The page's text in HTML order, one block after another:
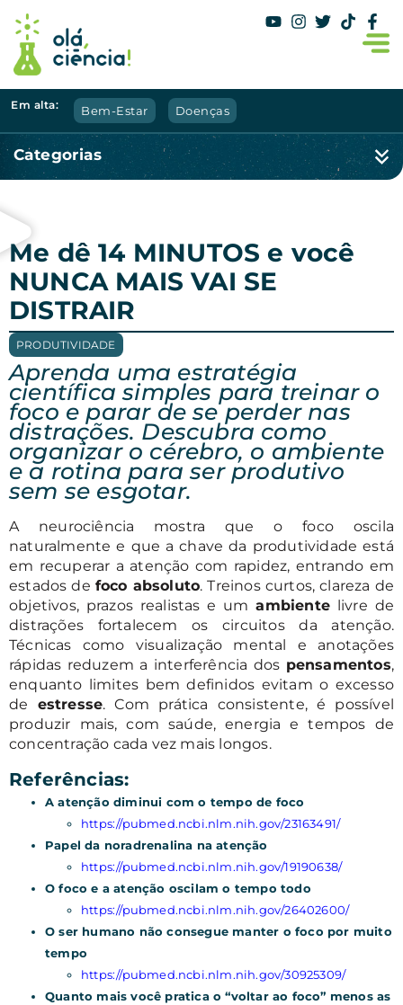
Em alta: Bem-Estar Doenças
Categorias
Me dê 14 MINUTOS e você
NUNCA MAIS VAI SE
DISTRAIR
PRODUTIVIDADE
Aprenda uma estratégia
científica simples para treinar o
foco e parar de se perder nas
distrações. Descubra como
organizar o cérebro, o ambiente
e a rotina para ser produtivo
sem se esgotar.
A neurociência mostra que o foco oscila
naturalmente e que a chave da produtividade está
em recuperar a atenção com rapidez, entrando em
estados de foco absoluto. Treinos curtos, clareza de
objetivos, prazos realistas e umambiente livre de
distrações fortalecem os circuitos da atenção.
Técnicas como visualização mental e anotações
rápidas reduzem a interferência dos pensamentos,
enquanto limites bem definidos evitam o excesso
de estresse. Com prática consistente, é possível
produzir mais, com saúde, energia e tempos de
concentração cada vez mais longos.
Referências:
A atenção diminui com o tempo de foco
https://pubmed.ncbi.nlm.nih.gov/23163491/
Papel da noradrenalina na atenção
https://pubmed.ncbi.nlm.nih.gov/19190638/
O foco e a atenção oscilam o tempo todo
https://pubmed.ncbi.nlm.nih.gov/26402600/
O ser humano não consegue manter o foco por muito
tempo
https://pubmed.ncbi.nlm.nih.gov/30925309/
Quanto mais você pratica o “voltar ao foco” menos as